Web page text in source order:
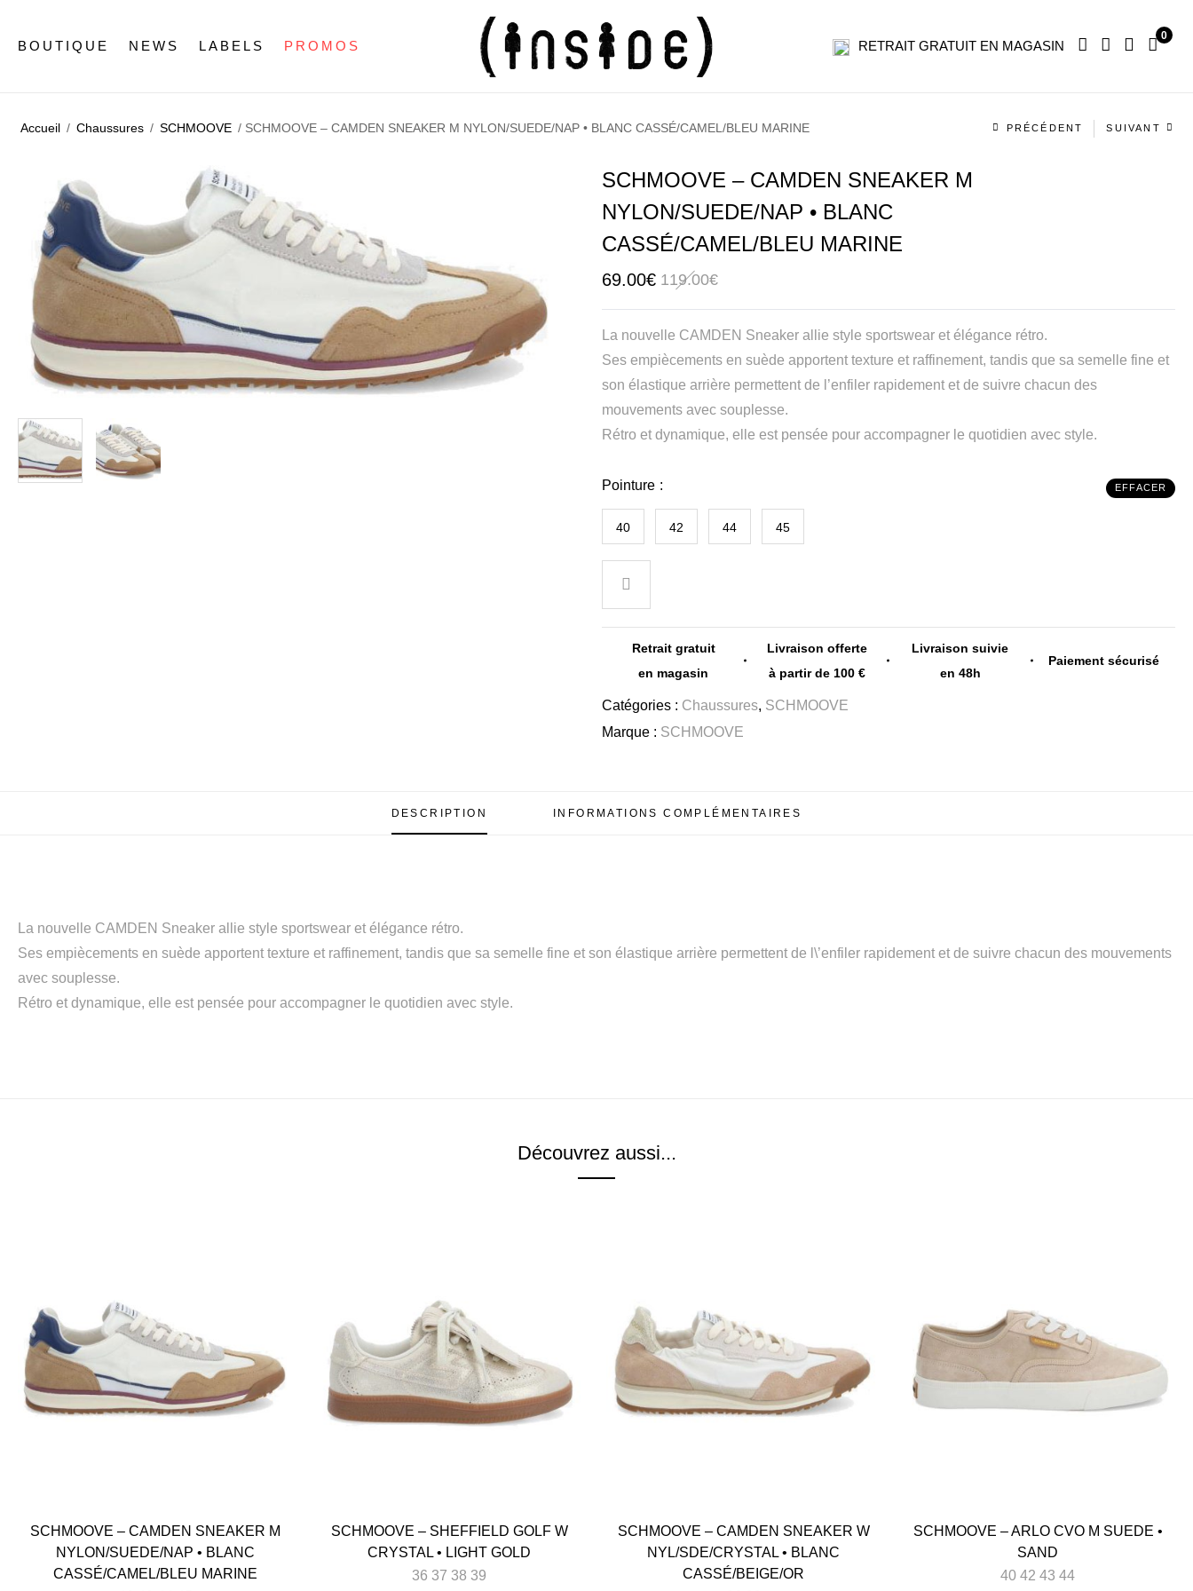
BOUTIQUE NEWS LABELS PROMOS RETRAIT GRATUIT EN MAGASIN
0
Accueil / Chaussures / SCHMOOVE / SCHMOOVE – CAMDEN SNEAKER M NYLON/SUEDE/NAP • BLANC CASSÉ/CAMEL/BLEU MARINE
Navigation
PRÉCÉDENT SUIVANT
SCHMOOVE – CAMDEN SNEAKER M
NYLON/SUEDE/NAP • BLANC
CASSÉ/CAMEL/BLEU MARINE
119.00€
Le
était :
119.00€.
69.00€ Le
est :
69.00€.
La nouvelle CAMDEN Sneaker allie style sportswear et élégance rétro.
Ses empiècements en suède apportent texture et raffinement, tandis que sa semelle fine et
son élastique arrière permettent de l’enfiler rapidement et de suivre chacun des
mouvements avec souplesse.
Rétro et dynamique, elle est pensée pour accompagner le quotidien avec style.
Pointure
40 42 44 45
EFFACER
Retrait gratuit
en magasin
Livraison offerte
à partir de 100 €
Livraison suivie
en 48h
Paiement sécurisé
Catégories : Chaussures, SCHMOOVE
Marque : SCHMOOVE
DESCRIPTION INFORMATIONS COMPLÉMENTAIRES
La nouvelle CAMDEN Sneaker allie style sportswear et élégance rétro.
Ses empiècements en suède apportent texture et raffinement, tandis que sa semelle fine et son élastique arrière permettent de l\’enfiler rapidement et de suivre chacun des mouvements
avec souplesse.
Rétro et dynamique, elle est pensée pour accompagner le quotidien avec style.
Découvrez aussi...
SCHMOOVE – CAMDEN SNEAKER M
NYLON/SUEDE/NAP • BLANC
CASSÉ/CAMEL/BLEU MARINE
SCHMOOVE – SHEFFIELD GOLF W
CRYSTAL • LIGHT GOLD
36 37 38 39
SCHMOOVE – CAMDEN SNEAKER W
NYL/SDE/CRYSTAL • BLANC
CASSÉ/BEIGE/OR
SCHMOOVE – ARLO CVO M SUEDE •
SAND
40 42 43 44